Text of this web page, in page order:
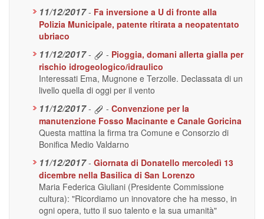
11/12/2017 - Fa inversione a U di fronte alla
Polizia Municipale, patente ritirata a neopatentato
ubriaco
11/12/2017 - - Pioggia, domani allerta gialla per
rischio idrogeologico/idraulico
Interessati Ema, Mugnone e Terzolle. Declassata di un
livello quella di oggi per il vento
11/12/2017 - - Convenzione per la
manutenzione Fosso Macinante e Canale Goricina
Questa mattina la firma tra Comune e Consorzio di
Bonifica Medio Valdarno
11/12/2017 - Giornata di Donatello mercoledì 13
dicembre nella Basilica di San Lorenzo
Maria Federica Giuliani (Presidente Commissione
cultura): "Ricordiamo un innovatore che ha messo, in
ogni opera, tutto il suo talento e la sua umanità"